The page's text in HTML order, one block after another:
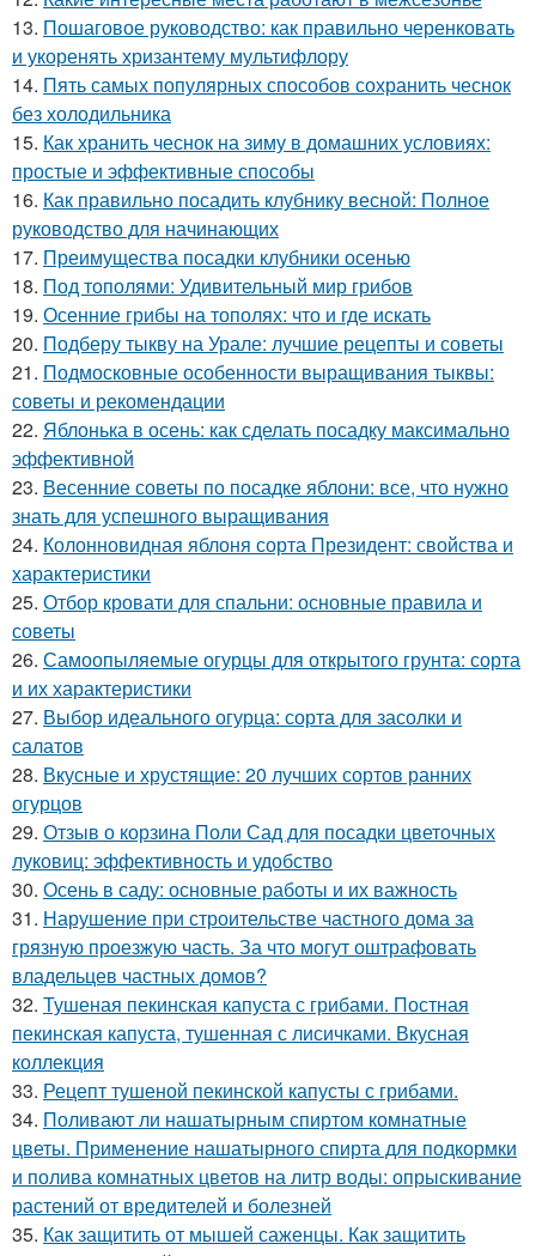
13. Пошаговое руководство: как правильно черенковать
и укоренять хризантему мультифлору
14. Пять самых популярных способов сохранить чеснок
без холодильника
15. Как хранить чеснок на зиму в домашних условиях:
простые и эффективные способы
16. Как правильно посадить клубнику весной: Полное
руководство для начинающих
17. Преимущества посадки клубники осенью
18. Под тополями: Удивительный мир грибов
19. Осенние грибы на тополях: что и где искать
20. Подберу тыкву на Урале: лучшие рецепты и советы
21. Подмосковные особенности выращивания тыквы:
советы и рекомендации
22. Яблонька в осень: как сделать посадку максимально
эффективной
23. Весенние советы по посадке яблони: все, что нужно
знать для успешного выращивания
24. Колонновидная яблоня сорта Президент: свойства и
характеристики
25. Отбор кровати для спальни: основные правила и
советы
26. Самоопыляемые огурцы для открытого грунта: сорта
и их характеристики
27. Выбор идеального огурца: сорта для засолки и
салатов
28. Вкусные и хрустящие: 20 лучших сортов ранних
огурцов
29. Отзыв о корзина Поли Сад для посадки цветочных
луковиц: эффективность и удобство
30. Осень в саду: основные работы и их важность
31. Нарушение при строительстве частного дома за
грязную проезжую часть. За что могут оштрафовать
владельцев частных домов?
32. Тушеная пекинская капуста с грибами. Постная
пекинская капуста, тушенная с лисичками. Вкусная
коллекция
33. Рецепт тушеной пекинской капусты с грибами.
34. Поливают ли нашатырным спиртом комнатные
цветы. Применение нашатырного спирта для подкормки
и полива комнатных цветов на литр воды: опрыскивание
растений от вредителей и болезней
35. Как защитить от мышей саженцы. Как защитить